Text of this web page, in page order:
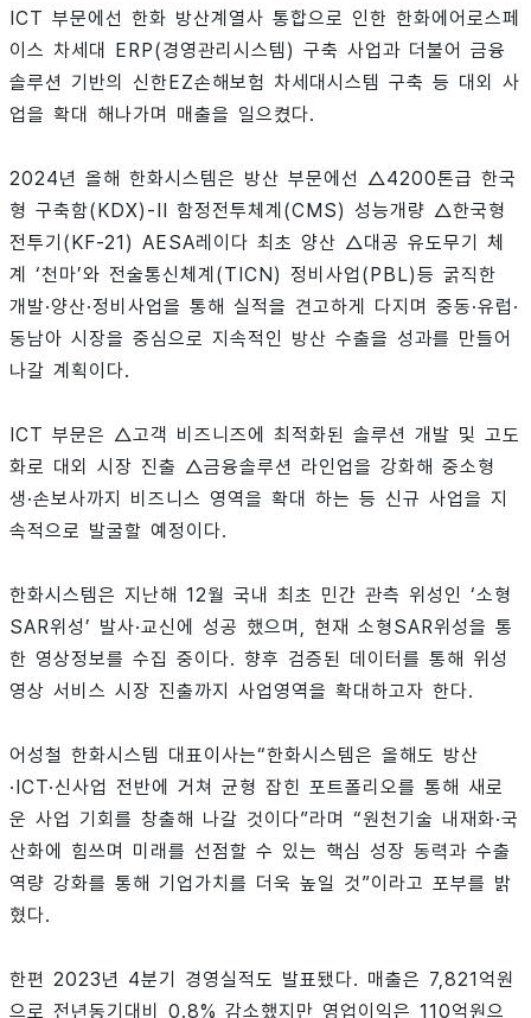
ICT 부문에선 한화 방산계열사 통합으로 인한 한화에어로스페
이스 차세대 ERP(경영관리시스템) 구축 사업과 더불어 금융
솔루션 기반의 신한EZ손해보험 차세대시스템 구축 등 대외 사
업을 확대 해나가며 매출을 일으켰다.
2024년 올해 한화시스템은 방산 부문에선 △4200톤급 한국
형 구축함(KDX)-II 함정전투체계(CMS) 성능개량 △한국형
전투기(KF-21) AESA레이다 최초 양산 △대공 유도무기 체
계 ‘천마’와 전술통신체계(TICN) 정비사업(PBL)등 굵직한
개발·양산·정비사업을 통해 실적을 견고하게 다지며 중동·유럽·
동남아 시장을 중심으로 지속적인 방산 수출을 성과를 만들어
나갈 계획이다.
ICT 부문은 △고객 비즈니즈에 최적화된 솔루션 개발 및 고도
화로 대외 시장 진출 △금융솔루션 라인업을 강화해 중소형
생·손보사까지 비즈니스 영역을 확대 하는 등 신규 사업을 지
속적으로 발굴할 예정이다.
한화시스템은 지난해 12월 국내 최초 민간 관측 위성인 ‘소형
SAR위성’ 발사·교신에 성공 했으며, 현재 소형SAR위성을 통
한 영상정보를 수집 중이다. 향후 검증된 데이터를 통해 위성
영상 서비스 시장 진출까지 사업영역을 확대하고자 한다.
어성철 한화시스템 대표이사는“한화시스템은 올해도 방산
·ICT·신사업 전반에 거쳐 균형 잡힌 포트폴리오를 통해 새로
운 사업 기회를 창출해 나갈 것이다”라며 “원천기술 내재화·국
산화에 힘쓰며 미래를 선점할 수 있는 핵심 성장 동력과 수출
역량 강화를 통해 기업가치를 더욱 높일 것”이라고 포부를 밝
혔다.
한편 2023년 4분기 경영실적도 발표됐다. 매출은 7,821억원
으로 전년동기대비 0.8% 감소했지만 영업이익은 110억원으